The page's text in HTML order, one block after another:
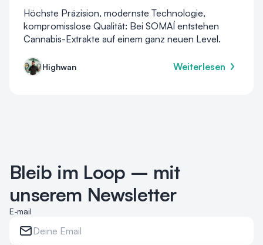
Höchste Präzision, modernste Technologie,
kompromisslose Qualität: Bei SOMAÍ entstehen
Cannabis-Extrakte auf einem ganz neuen Level.
Highwan Weiterlesen
Bleib im Loop – mit
unserem Newsletter
E-mail